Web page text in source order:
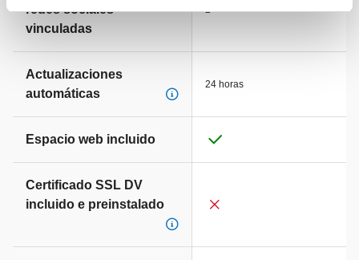
redes sociales
vinculadas
2
Actualizaciones
automáticas
24 horas
Espacio web incluido
Certificado SSL DV
incluido e preinstalado